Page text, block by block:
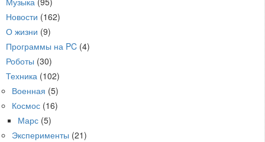
Новости (162)
О жизни (9)
Программы на PC (4)
Роботы (30)
Техника (102)
Военная (5)
Космос (16)
Марс (5)
Эксперименты (21)